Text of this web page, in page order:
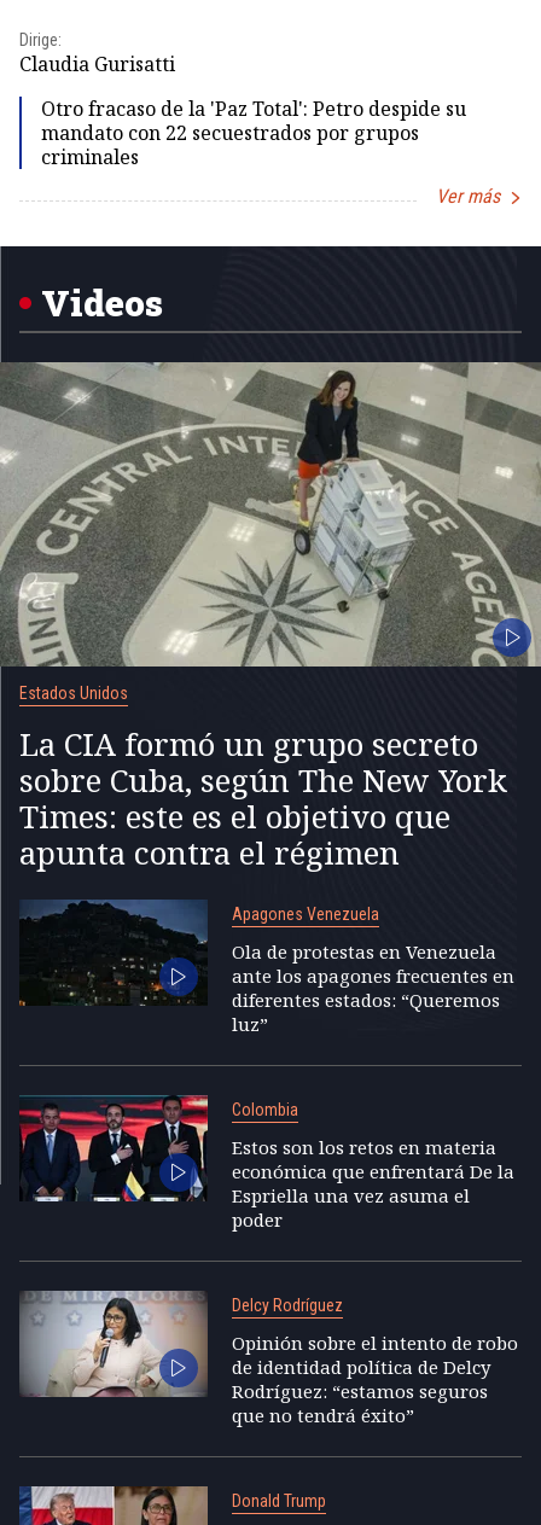
Dirige:
Claudia Gurisatti
Otro fracaso de la 'Paz Total': Petro despide su
mandato con 22 secuestrados por grupos
criminales
Ver más
1
Videos
Estados Unidos
La CIA formó un grupo secreto
sobre Cuba, según The New York
Times: este es el objetivo que
apunta contra el régimen
Apagones Venezuela
Ola de protestas en Venezuela
ante los apagones frecuentes en
diferentes estados: “Queremos
luz”
Colombia
Estos son los retos en materia
económica que enfrentará De la
Espriella una vez asuma el
poder
Delcy Rodríguez
Opinión sobre el intento de robo
de identidad política de Delcy
Rodríguez: “estamos seguros
que no tendrá éxito”
Donald Trump